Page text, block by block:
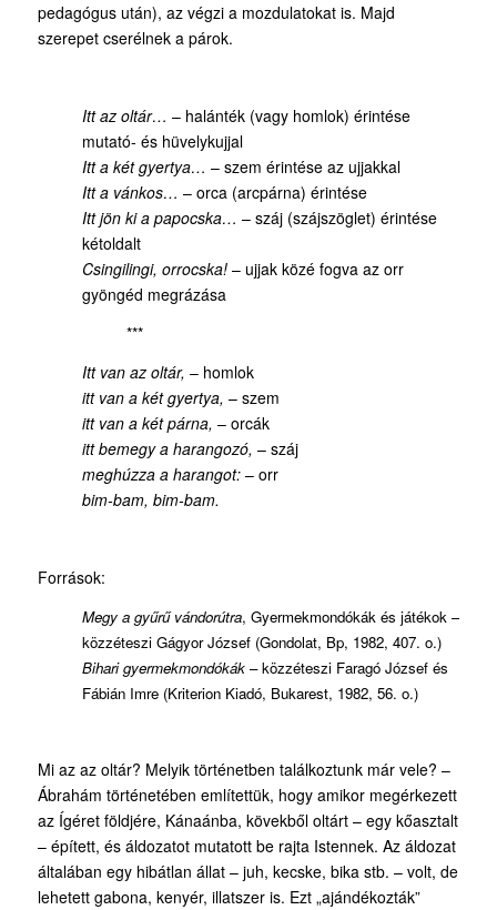
pedagógus után), az végzi a mozdulatokat is. Majd
szerepet cserélnek a párok.
Itt az oltár… – halánték (vagy homlok) érintése
mutató- és hüvelykujjal
Itt a két gyertya… – szem érintése az ujjakkal
Itt a vánkos… – orca (arcpárna) érintése
Itt jön ki a papocska… – száj (szájszöglet) érintése
kétoldalt
Csingilingi, orrocska!– ujjak közé fogva az orr
gyöngéd megrázása
***
Itt van az oltár, – homlok
itt van a két gyertya, – szem
itt van a két párna, – orcák
itt bemegy a harangozó, – száj
meghúzza a harangot:– orr
bim-bam, bim-bam.
Források:
Megy a gyűrű vándorútra, Gyermekmondókák és játékok –
közzéteszi Gágyor József (Gondolat, Bp, 1982, 407. o.)
Bihari gyermekmondókák– közzéteszi Faragó József és
Fábián Imre (Kriterion Kiadó, Bukarest, 1982, 56. o.)
Mi az az oltár? Melyik történetben találkoztunk már vele? –
Ábrahám történetében említettük, hogy amikor megérkezett
az Ígéret földjére, Kánaánba, kövekből oltárt – egy kőasztalt
– épített, és áldozatot mutatott be rajta Istennek. Az áldozat
általában egy hibátlan állat – juh, kecske, bika stb. – volt, de
lehetett gabona, kenyér, illatszer is. Ezt „ajándékozták”